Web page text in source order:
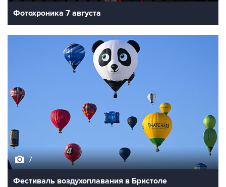
Фотохроника 7 августа
7
Фестиваль воздухоплавания в Бристоле